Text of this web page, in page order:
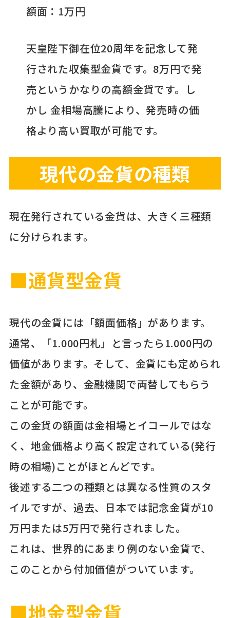
額面：1万円
天皇陛下御在位20周年を記念して発
行された収集型金貨です。8万円で発
売というかなりの高額金貨です。し
かし 金相場高騰により、発売時の価
格より高い買取が可能です。
現代の金貨の種類
現在発行されている金貨は、大きく三種類
に分けられます。
■通貨型金貨
現代の金貨には「額面価格」があります。
通常、「1.000円札」と言ったら1.000円の
価値があります。そして、金貨にも定められ
た金額があり、金融機関で両替してもらう
ことが可能です。
この金貨の額面は金相場とイコールではな
く、地金価格より高く設定されている(発行
時の相場)ことがほとんどです。
後述する二つの種類とは異なる性質のスタ
イルですが、過去、日本では記念金貨が10
万円または5万円で発行されました。
これは、世界的にあまり例のない金貨で、
このことから付加価値がついています。
■地金型金貨